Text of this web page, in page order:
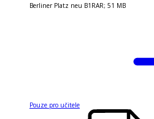
Berliner Platz neu B1 RAR; 51 MB
Pouze pro učitele